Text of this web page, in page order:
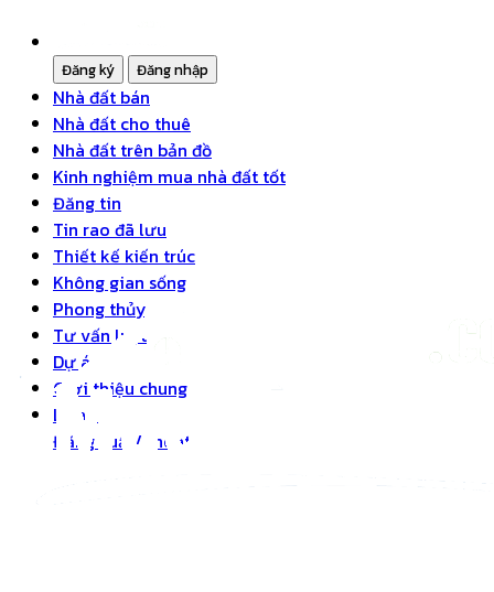
Nhà đất bán
Nhà đất cho thuê
Nhà đất trên bản đồ
Kinh nghiệm mua nhà đất tốt
Đăng tin
Tin rao đã lưu
Thiết kế kiến trúc
Không gian sống
Phong thủy
Tư vấn luật
Dự án
Giới thiệu chung
Liên hệ
Đăng xuất/Thoát